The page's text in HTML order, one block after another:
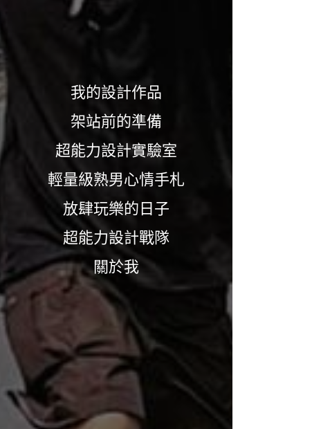
我的設計作品
架站前的準備
超能力設計實驗室
輕量級熟男心情手札
放肆玩樂的日子
超能力設計戰隊
關於我